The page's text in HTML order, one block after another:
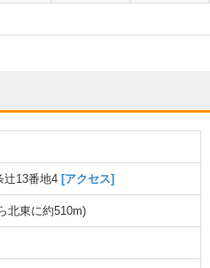
辻13番地4 [アクセス]
北東に約510m)